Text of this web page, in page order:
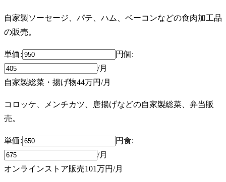
自家製ソーセージ、パテ、ハム、ベーコンなどの食肉加工品
の販売。
単価: 円個:
/月
自家製総菜・揚げ物44万円/月
コロッケ、メンチカツ、唐揚げなどの自家製総菜、弁当販
売。
単価: 円食:
/月
オンラインストア販売101万円/月